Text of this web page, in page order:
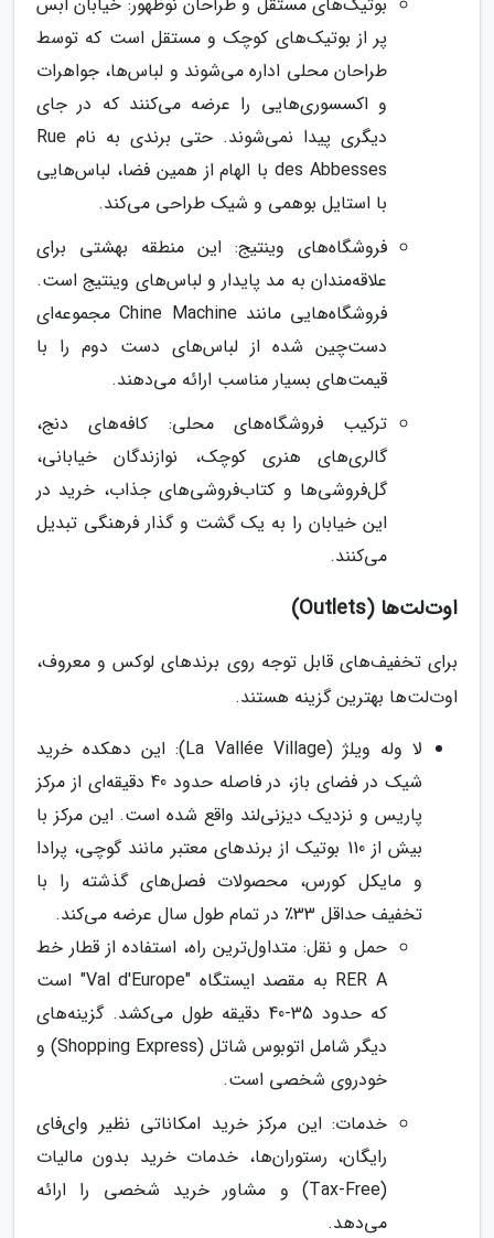
پر از بوتیک‌های کوچک و مستقل است که توسط
طراحان محلی اداره می‌شوند و لباس‌ها، جواهرات
و اکسسوری‌هایی را عرضه می‌کنند که در جای
دیگری پیدا نمی‌شوند. حتی برندی به نام Rue
des Abbesses با الهام از همین فضا، لباس‌هایی
با استایل بوهمی و شیک طراحی می‌کند.
فروشگاه‌های وینتیج: این منطقه بهشتی برای
علاقه‌مندان به مد پایدار و لباس‌های وینتیج است.
فروشگاه‌هایی مانند Chine Machine مجموعه‌ای
دست‌چین شده از لباس‌های دست دوم را با
قیمت‌های بسیار مناسب ارائه می‌دهند.
ترکیب فروشگاه‌های محلی: کافه‌های دنج،
گالری‌های هنری کوچک، نوازندگان خیابانی،
گل‌فروشی‌ها و کتاب‌فروشی‌های جذاب، خرید در
این خیابان را به یک گشت و گذار فرهنگی تبدیل
می‌کنند.
اوت‌لت‌ها (Outlets)
برای تخفیف‌های قابل توجه روی برندهای لوکس و معروف،
اوت‌لت‌ها بهترین گزینه هستند.
لا وله ویلژ (La Vallée Village): این دهکده خرید
شیک در فضای باز، در فاصله حدود 40 دقیقه‌ای از مرکز
پاریس و نزدیک دیزنی‌لند واقع شده است. این مرکز با
بیش از 110 بوتیک از برندهای معتبر مانند گوچی، پرادا
و مایکل کورس، محصولات فصل‌های گذشته را با
تخفیف حداقل 33٪ در تمام طول سال عرضه می‌کند.
حمل و نقل: متداول‌ترین راه، استفاده از قطار خط
RER A به مقصد ایستگاه "Val d'Europe" است
که حدود 35-40 دقیقه طول می‌کشد. گزینه‌های
دیگر شامل اتوبوس شاتل (Shopping Express) و
خودروی شخصی است.
خدمات: این مرکز خرید امکاناتی نظیر وای‌فای
رایگان، رستوران‌ها، خدمات خرید بدون مالیات
(Tax-Free) و مشاور خرید شخصی را ارائه
می‌دهد.